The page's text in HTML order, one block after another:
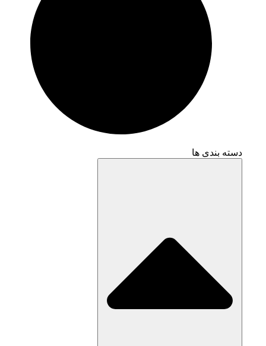
دسته بندی ها